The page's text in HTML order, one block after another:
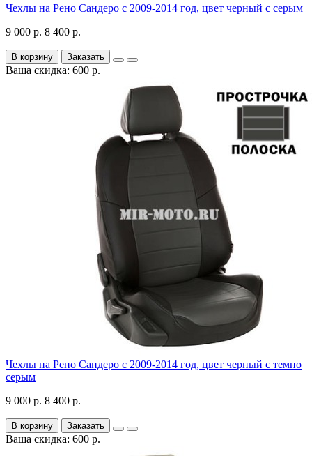
Чехлы на Рено Сандеро с 2009-2014 год, цвет черный с серым
9 000 р. 8 400 р.
В корзину Заказать
Ваша скидка: 600 р.
Чехлы на Рено Сандеро с 2009-2014 год, цвет черный с темно
серым
9 000 р. 8 400 р.
В корзину Заказать
Ваша скидка: 600 р.